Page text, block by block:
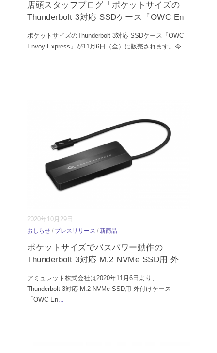
店頭スタッフブログ「ポケットサイズの
Thunderbolt 3対応 SSDケース『OWC En
ポケットサイズのThunderbolt 3対応 SSDケース「OWC
Envoy Express」が11月6日（金）に販売されます。今...
2020年10月29日
おしらせ / プレスリリース / 新商品
ポケットサイズでバスパワー動作の
Thunderbolt 3対応 M.2 NVMe SSD用 外
アミュレット株式会社は2020年11月6日より、
Thunderbolt 3対応 M.2 NVMe SSD用 外付けケース
「OWC En...